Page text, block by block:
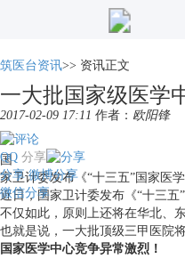
筑医台资讯>> 资讯正文
一大批国家级医学
2017-02-09 17:11 作者： 欧阳锋
分享
QQ
分享 微博分享
微信分享
国
家卫计委发布《“十三五”国家医
近日，国家卫计委发布《“十三
不仅如此，原则上还将在华北、
也就是说，一大批顶级三甲医院
国家医学中心竞争异常激烈！